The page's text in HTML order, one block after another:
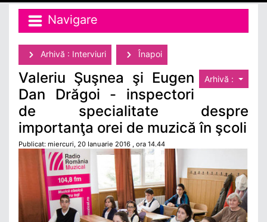
Navigare
Arhivă : Interviuri Înapoi
Arhivă :
Valeriu Şuşnea şi Eugen
Dan Drăgoi - inspectori
de specialitate despre
importanţa orei de muzică în şcoli
Publicat: miercuri, 20 Ianuarie 2016 , ora 14.44